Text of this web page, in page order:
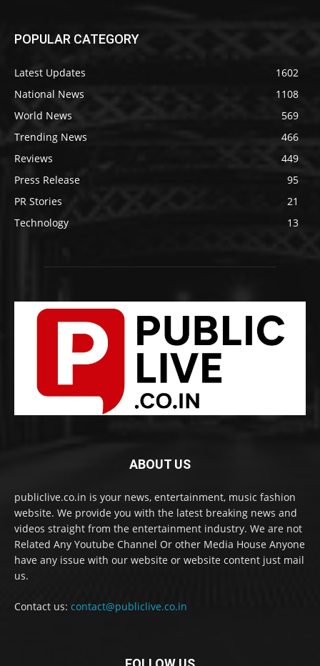
POPULAR CATEGORY
Latest Updates
1602
National News
1108
World News
569
Trending News
466
Reviews
449
Press Release
95
PR Stories
21
Technology
13
ABOUT US
publiclive.co.in is your news, entertainment, music fashion
website. We provide you with the latest breaking news and
videos straight from the entertainment industry. We are not
Related Any Youtube Channel Or other Media House Anyone
have any issue with our website or website content just mail
us.
Contact us: contact@publiclive.co.in